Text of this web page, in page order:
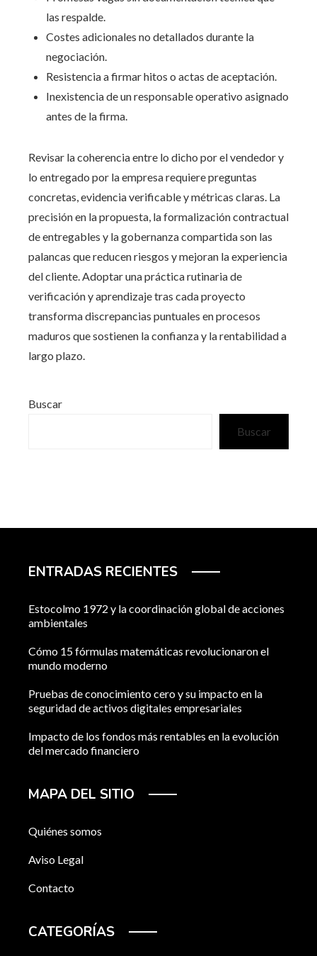
las respalde.
Costes adicionales no detallados durante la
negociación.
Resistencia a firmar hitos o actas de aceptación.
Inexistencia de un responsable operativo asignado
antes de la firma.
Revisar la coherencia entre lo dicho por el vendedor y
lo entregado por la empresa requiere preguntas
concretas, evidencia verificable y métricas claras. La
precisión en la propuesta, la formalización contractual
de entregables y la gobernanza compartida son las
palancas que reducen riesgos y mejoran la experiencia
del cliente. Adoptar una práctica rutinaria de
verificación y aprendizaje tras cada proyecto
transforma discrepancias puntuales en procesos
maduros que sostienen la confianza y la rentabilidad a
largo plazo.
Buscar
Buscar
ENTRADAS RECIENTES
Estocolmo 1972 y la coordinación global de acciones
ambientales
Cómo 15 fórmulas matemáticas revolucionaron el
mundo moderno
Pruebas de conocimiento cero y su impacto en la
seguridad de activos digitales empresariales
Impacto de los fondos más rentables en la evolución
del mercado financiero
MAPA DEL SITIO
Quiénes somos
Aviso Legal
Contacto
CATEGORÍAS